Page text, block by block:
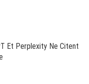
Et Perplexity Ne Citent